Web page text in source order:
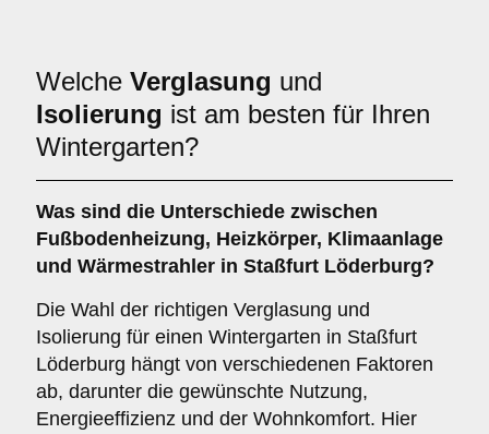
Welche Verglasung und
Isolierung ist am besten für Ihren
Wintergarten?
Was sind die Unterschiede zwischen
Fußbodenheizung, Heizkörper, Klimaanlage
und Wärmestrahler in Staßfurt Löderburg?
Die Wahl der richtigen Verglasung und
Isolierung für einen Wintergarten in Staßfurt
Löderburg hängt von verschiedenen Faktoren
ab, darunter die gewünschte Nutzung,
Energieeffizienz und der Wohnkomfort. Hier